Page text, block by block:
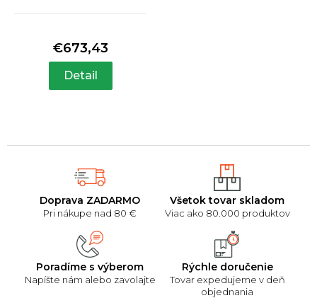
Doprava ZADARMO
Pri nákupe nad 80 €
Všetok tovar skladom
Viac ako 80.000 produktov
Poradíme s výberom
Napíšte nám alebo zavolajte
Rýchle doručenie
Tovar expedujeme v deň
objednania
produktu
€673,43
Detail